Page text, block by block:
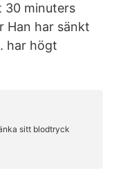
30 minuters
Han har sänkt
har högt